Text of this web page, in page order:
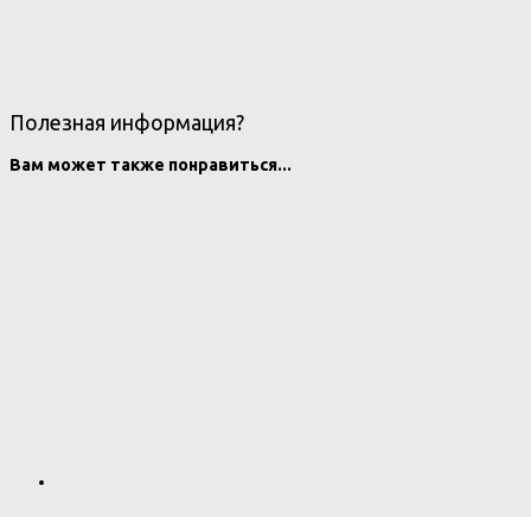
Полезная информация?
Вам может также понравиться...